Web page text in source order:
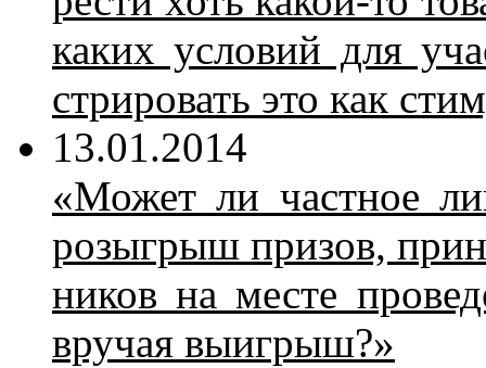
ка­ких усло­вий для
стри­ро­вать это как
13.01.2014
«Мо­жет ли част­ное
розыг­рыш при­зов,
ни­ков на ме­сте
вру­чая вы­иг­рыш?»